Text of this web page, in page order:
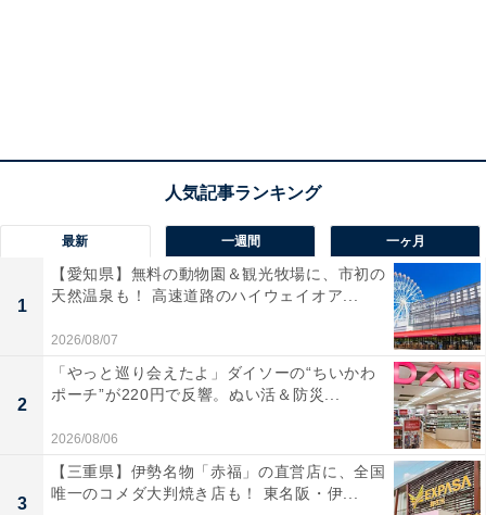
最新 一週間 一ヶ月
1
【愛知県】無料の動物園＆観光牧場に、市初の
天然温泉も！ 高速道路のハイウェイオア...
2026/08/07
2
「やっと巡り会えたよ」ダイソーの“ちいかわ
ポーチ”が220円で反響。ぬい活＆防災...
2026/08/06
3
【三重県】伊勢名物「赤福」の直営店に、全国
唯一のコメダ大判焼き店も！ 東名阪・伊...